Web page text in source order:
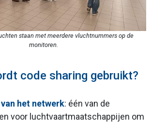
staan met meerdere vluchtnummers op de
monitoren.
code sharing gebruikt?
het netwerk: één van de
voor luchtvaartmaatschappijen om